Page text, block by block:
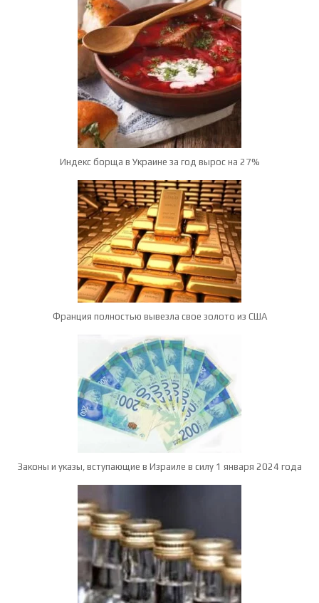
Индекс борща в Украине за год вырос на 27%
Франция полностью вывезла свое золото из США
Законы и указы, вступающие в Израиле в силу 1 января 2024 года